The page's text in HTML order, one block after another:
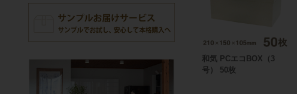
和気 PCエコBOX（3
号） 50枚